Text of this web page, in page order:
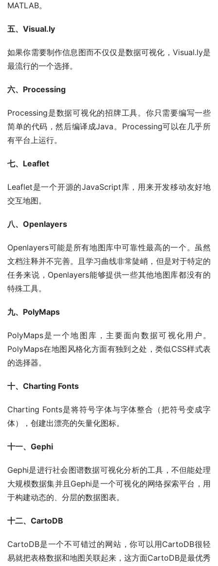
MATLAB。
五、Visual.ly
如果你需要制作信息图而不仅仅是数据可视化，Visual.ly是
最流行的一个选择。
六、Processing
Processing是数据可视化的招牌工具。你只需要编写一些
简单的代码，然后编译成Java。Processing可以在几乎所
有平台上运行。
七、Leaflet
Leaflet是一个开源的JavaScript库，用来开发移动友好地
交互地图。
八、Openlayers
Openlayers可能是所有地图库中可靠性最高的一个。虽然
文档注释并不完善。且学习曲线非常陡峭，但是对于特定的
任务来说，Openlayers能够提供一些其他地图库都没有的
特殊工具。
九、PolyMaps
PolyMaps是一个地图库，主要面向数据可视化用户。
PolyMaps在地图风格化方面有独到之处，类似CSS样式表
的选择器。
十、Charting Fonts
Charting Fonts是将符号字体与字体整合（把符号变成字
体），创建出漂亮的矢量化图标。
十一、Gephi
Gephi是进行社会图谱数据可视化分析的工具，不但能处理
大规模数据集并且Gephi是一个可视化的网络探索平台，用
于构建动态的、分层的数据图表。
十二、CartoDB
CartoDB是一个不可错过的网站，你可以用CartoDB很轻
易就把表格数据和地图关联起来，这方面CartoDB是最优秀